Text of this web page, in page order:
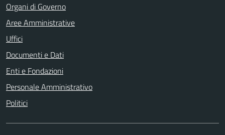
Organi di Governo
Aree Amministrative
Uffici
Documenti e Dati
Enti e Fondazioni
Personale Amministrativo
Politici